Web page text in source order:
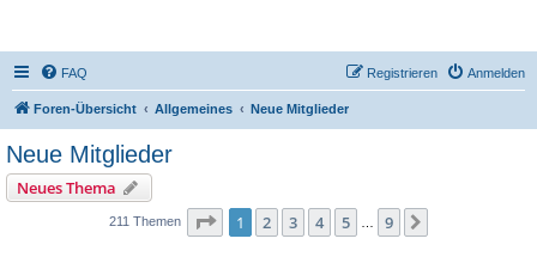
FAQ Anmelden
Registrieren
Foren-Übersicht Allgemeines Neue Mitglieder
Neue Mitglieder
Neues Thema
211 Themen Seite 1von
1 2 3 4 5 9